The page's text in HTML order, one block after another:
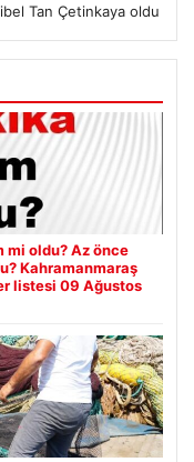
Tan Çetinkaya oldu
mi oldu? Az önce
Kahramanmaraş
listesi 09 Ağustos